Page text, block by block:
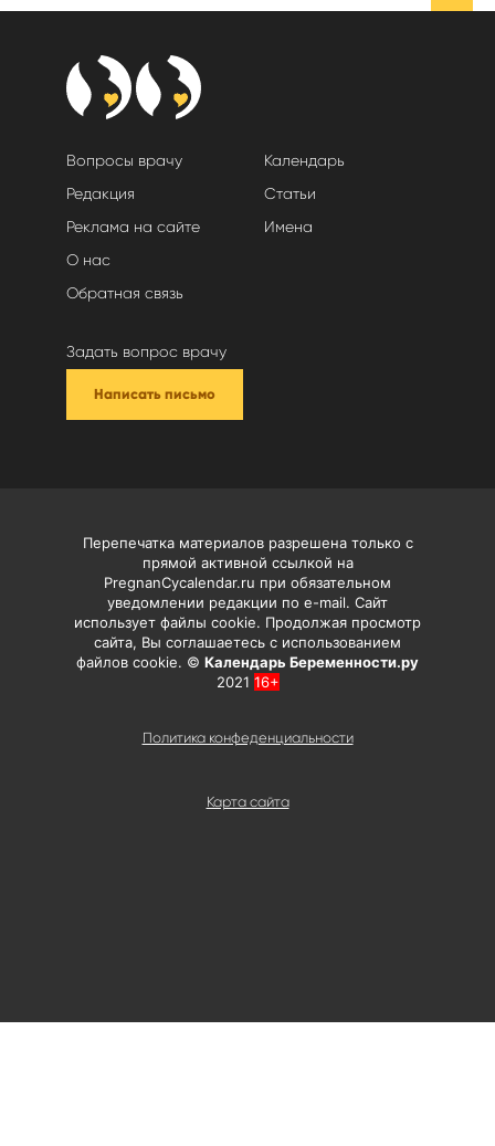
Вопросы врачу
Редакция
Реклама на сайте
О нас
Обратная связь
Календарь
Статьи
Имена
Задать вопрос врачу
Написать письмо
Карта сайта
Перепечатка материалов разрешена только с
прямой активной ссылкой на
PregnanCycalendar.ru при обязательном
уведомлении редакции по e-mail. Сайт
использует файлы cookie. Продолжая просмотр
сайта, Вы соглашаетесь с использованием
файлов cookie. © Календарь Беременности.ру
2021 16+
Политика конфеденциальности